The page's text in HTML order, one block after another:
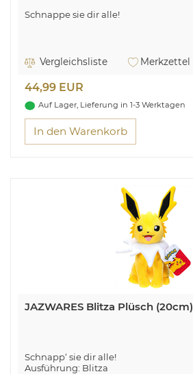
Schnappe sie dir alle!
Vergleichsliste Merkzettel
44,99 EUR
Auf Lager, Lieferung in 1-3 Werktagen
In den Warenkorb
JAZWARES Blitza Plüsch (20cm)
Schnapp‘ sie dir alle!
Ausführung: Blitza